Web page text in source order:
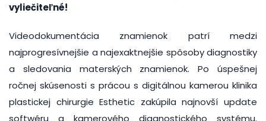
vyliečiteľné!
Videodokumentácia znamienok patrí medzi
najprogresívnejšie a najexaktnejšie spôsoby diagnostiky
a sledovania materských znamienok. Po úspešnej
ročnej skúsenosti s prácou s digitálnou kamerou klinika
plastickej chirurgie Esthetic zakúpila najnovší update
softwéru a kamerového diagnostického systému.